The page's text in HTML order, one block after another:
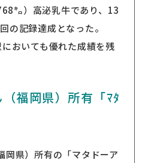
㌔）高泌乳牛であり、13
の記録達成となった。
おいても優れた成績を残
福岡県）所有「ﾏﾀ
岡県）所有の「マタドーア